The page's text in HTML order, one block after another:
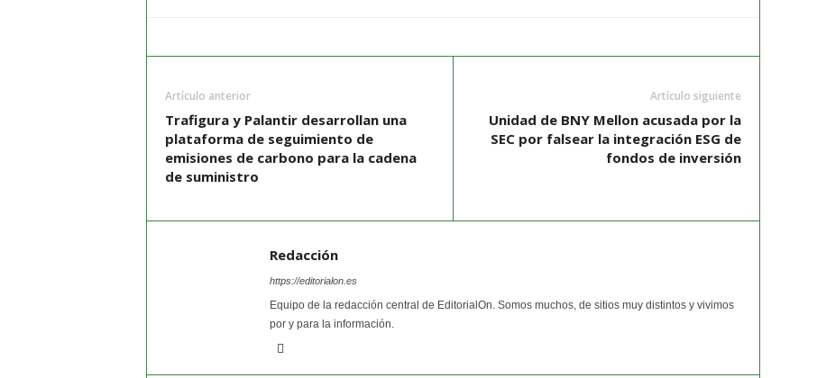
Artículo anterior
Trafigura y Palantir desarrollan una
plataforma de seguimiento de
emisiones de carbono para la cadena
de suministro
Artículo siguiente
Unidad de BNY Mellon acusada por la
SEC por falsear la integración ESG de
fondos de inversión
Redacción
https://editorialon.es
Equipo de la redacción central de EditorialOn. Somos muchos, de sitios muy distintos y vivimos
por y para la información.